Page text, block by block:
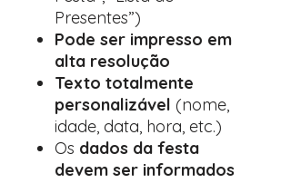
Presentes”)
Pode ser impresso em
alta resolução
Texto totalmente
personalizável (nome,
idade, data, hora, etc.)
Os dados da festa
devem ser informados